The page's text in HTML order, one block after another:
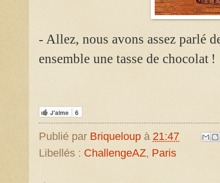
- Allez, nous avons assez parlé
ensemble une tasse de chocolat !
J'aime 6
Publié par Briqueloup à 21:47
Libellés : ChallengeAZ, Paris